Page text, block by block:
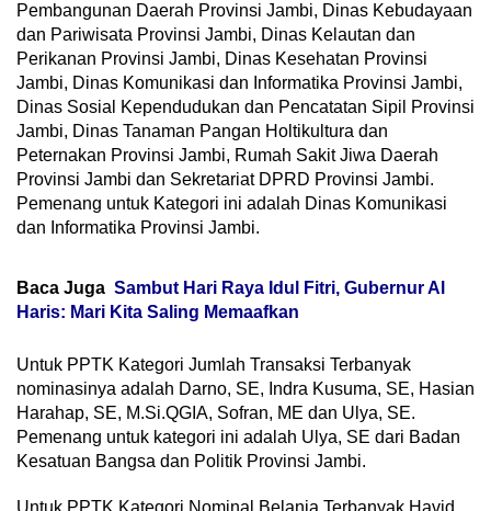
Pembangunan Daerah Provinsi Jambi, Dinas Kebudayaan
dan Pariwisata Provinsi Jambi, Dinas Kelautan dan
Perikanan Provinsi Jambi, Dinas Kesehatan Provinsi
Jambi, Dinas Komunikasi dan Informatika Provinsi Jambi,
Dinas Sosial Kependudukan dan Pencatatan Sipil Provinsi
Jambi, Dinas Tanaman Pangan Holtikultura dan
Peternakan Provinsi Jambi, Rumah Sakit Jiwa Daerah
Provinsi Jambi dan Sekretariat DPRD Provinsi Jambi.
Pemenang untuk Kategori ini adalah Dinas Komunikasi
dan Informatika Provinsi Jambi.
Baca Juga Sambut Hari Raya Idul Fitri, Gubernur Al
Haris: Mari Kita Saling Memaafkan
Untuk PPTK Kategori Jumlah Transaksi Terbanyak
nominasinya adalah Darno, SE, Indra Kusuma, SE, Hasian
Harahap, SE, M.Si.QGIA, Sofran, ME dan Ulya, SE.
Pemenang untuk kategori ini adalah Ulya, SE dari Badan
Kesatuan Bangsa dan Politik Provinsi Jambi.